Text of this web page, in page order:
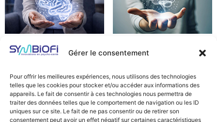
Gérer le consentement
Pour offrir les meilleures expériences, nous utilisons des technologies
telles que les cookies pour stocker et/ou accéder aux informations des
appareils. Le fait de consentir à ces technologies nous permettra de
traiter des données telles que le comportement de navigation ou les ID
uniques sur ce site. Le fait de ne pas consentir ou de retirer son
consentement peut avoir un effet négatif sur certaines caractéristiques
Remédiation cognitive
Ajouter au panier
Troubles psychiques
Ajouter au panier